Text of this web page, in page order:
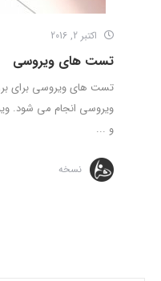
اکتبر 2, 2016
تست های ویروسی
تست های ویروسی برای
ویروسی انجام می شود.
و ...
نسخه